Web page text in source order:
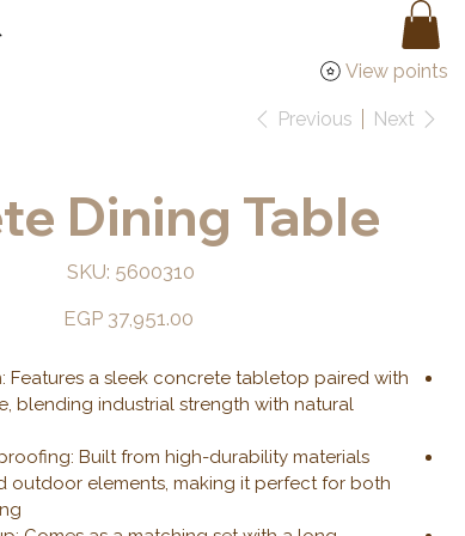
View points
Previous Next
Dining Table
SKU:
SKU
5600310
5600310
EGP 37,951.00
Features a sleek concrete tabletop paired with
blending industrial strength with natural
Built from high-durability materials
outdoor elements, making it perfect for both